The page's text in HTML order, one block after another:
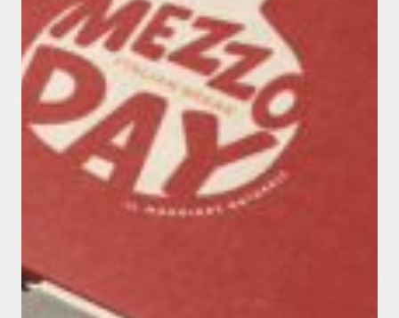
Franchise Marques & Enseignes Travel Retail
BRANDING MEZZODAY
#branding #design